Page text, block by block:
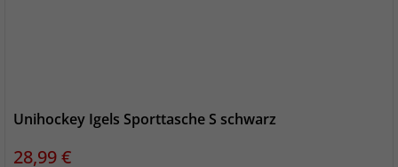
Unihockey Igels Sporttasche S schwarz
Preis
28,99 €